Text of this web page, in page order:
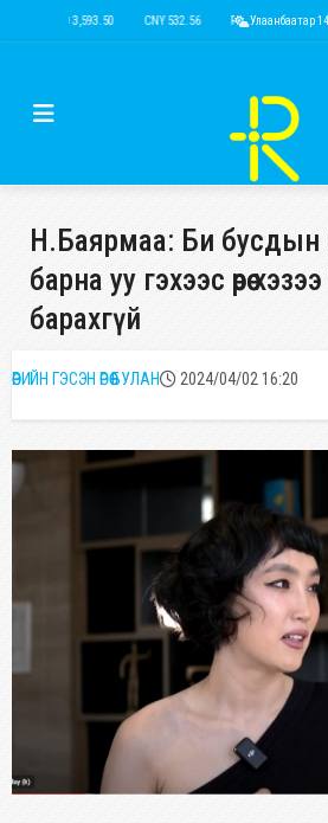
USD 3,593.50 CNY 532.56 RUB 44.52 EUR
Улаанбаатар
Н.Баярмаа: Би бусдын
барна уу гэхээс өөрөө
барахгүй
ӨӨРИЙН ГЭСЭН ӨРӨӨ БУЛАН 2024/04/02 16:20